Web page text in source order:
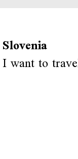
Slovenia
I want to